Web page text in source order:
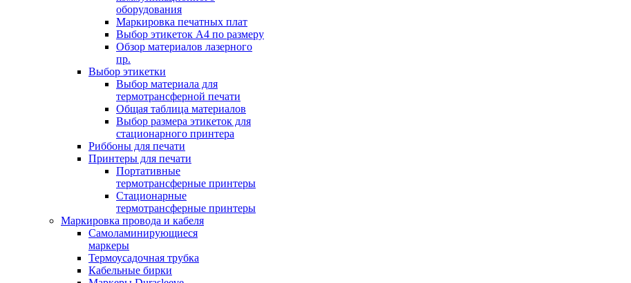
оборудования
Маркировка печатных плат
Выбор этикеток А4 по размеру
Обзор материалов лазерного
пр.
Выбор этикетки
Выбор материала для
термотрансферной печати
Общая таблица материалов
Выбор размера этикеток для
стационарного принтера
Риббоны для печати
Принтеры для печати
Портативные
термотрансферные принтеры
Стационарные
термотрансферные принтеры
Маркировка провода и кабеля
Самоламинирующиеся
маркеры
Термоусадочная трубка
Кабельные бирки